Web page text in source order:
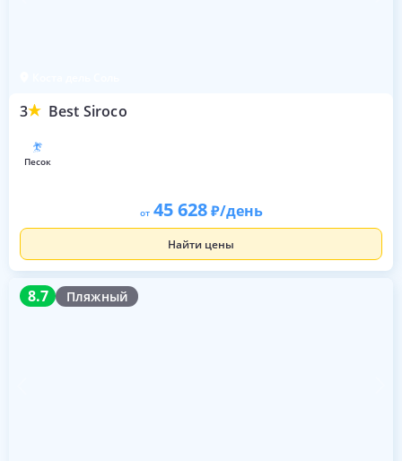
3 Best Siroco
песок
от 45 628 /день
Найти цены
8.7 Пляжный
8.7